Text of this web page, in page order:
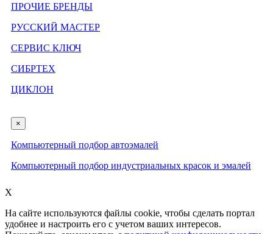
ПРОЧИЕ БРЕНДЫ
РУССКИЙ МАСТЕР
СЕРВИС КЛЮЧ
СИБРТЕХ
ЦИКЛОН
×
Компьютерный подбор автоэмалей
Компьютерный подбор индустриальных красок и эмалей
X
На сайте используются файлы cookie, чтобы сделать портал
удобнее и настроить его с учетом ваших интересов.